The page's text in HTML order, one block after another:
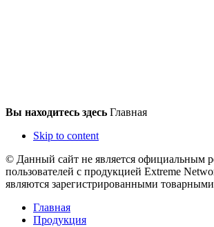
Вы находитесь здесь Главная
Skip to content
© Данный сайт не является официальным
пользователей с продукцией Extreme
являются зарегистрированными
Главная
Продукция